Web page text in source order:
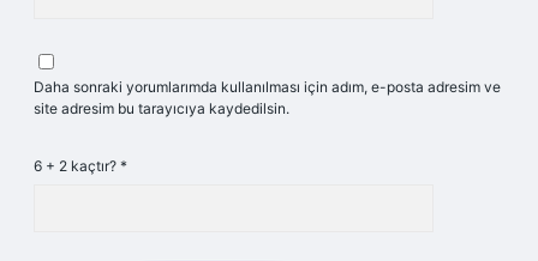
Daha sonraki yorumlarımda kullanılması için adım, e-posta adresim ve
site adresim bu tarayıcıya kaydedilsin.
6 + 2 kaçtır? *